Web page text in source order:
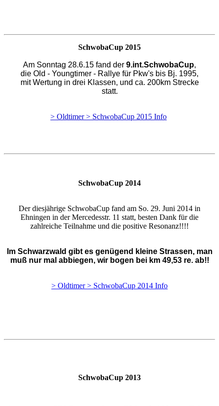
SchwobaCup 2015
Am Sonntag 28.6.15 fand der 9.int.SchwobaCup,
die Old - Youngtimer - Rallye für Pkw's bis Bj. 1995,
mit Wertung in drei Klassen, und ca. 200km Strecke
statt.
> Oldtimer > SchwobaCup 2015 Info
SchwobaCup 2014
Der diesjährige SchwobaCup fand am So. 29. Juni 2014 in
Ehningen in der Mercedesstr. 11 statt, besten Dank für die
zahlreiche Teilnahme und die positive Resonanz!!!!
Im Schwarzwald gibt es genügend kleine Strassen, man
muß nur mal abbiegen, wir bogen bei km 49,53 re. ab!!
> Oldtimer > SchwobaCup 2014 Info
SchwobaCup 2013